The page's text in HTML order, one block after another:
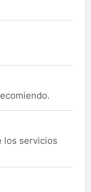
los servicios